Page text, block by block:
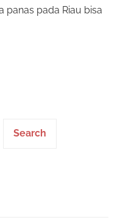
panas pada Riau bisa
Search